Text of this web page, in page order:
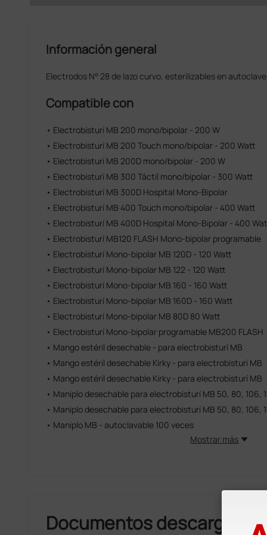
Información general
Electrodos N° 28 de lazo curvo, esterilizables en
Compatible con
• Electrobisturí MB 200 mono/bipolar - 200 W
• Electrobisturí MB 200 Touch mono/bipolar - 200 Watt
• Electrobisturí MB 200D mono/bipolar - 200 W
• Electrobisturí MB 300 Táctil mono/bipolar - 300 Watt
• Electrobisturí MB 300D Hospital Mono-Bipolar
• Electrobisturí MB 400 Touch mono/bipolar - 400 Watt
• Electrobisturí MB 400D Hospital Mono-Bipolar - 400
• Electrobisturí MB120 FLASH Mono-bipolar programable
• Electrobisturí Mono-bipolar MB 120D - 120 Watt
• Electrobisturí Mono-bipolar MB 122 - 120 Watt
• Electrobisturí Mono-bipolar MB 160 - 160 Watt
• Electrobisturí Mono-bipolar MB 160D - 160 Watt
• Electrobisturí Mono-bipolar MB 80D 80 Watt
• Electrobisturí Mono-bipolar programable MB200 FLASH
• Mango estéril desechable - para electrobisturí MB
• Mango estéril desechable Kirky - para electrobisturí MB
• Mango estéril desechable Kirky - para electrobisturí MB
• Maniplo desechable para electrobisturí MB 50, 80, 106,
• Maniplo desechable para electrobisturí MB 50, 80, 106,
• Maniplo MB - autoclavable 100 veces
Mostrar más
Documentos descargables